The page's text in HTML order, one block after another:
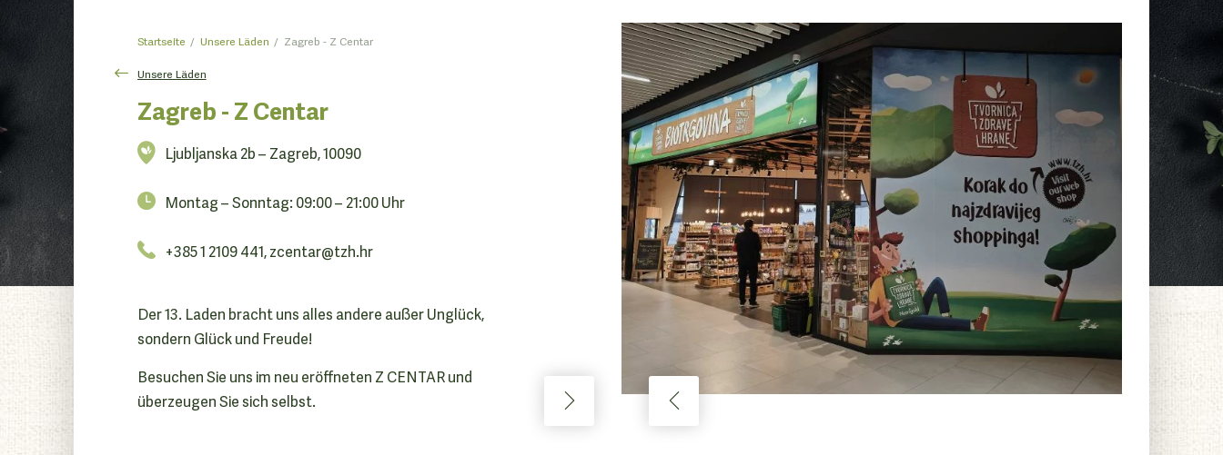
Startseite Unsere Läden Zagreb - Z Centar
Unsere Läden
Zagreb - Z Centar
Ljubljanska 2b – Zagreb, 10090
Montag – Sonntag: 09:00 – 21:00 Uhr
+385 1 2109 441,zcentar@tzh.hr
Der 13. Laden bracht uns alles andere außer Unglück,
sondern Glück und Freude!
Besuchen Sie uns im neu eröffneten Z CENTAR und
überzeugen Sie sich selbst.